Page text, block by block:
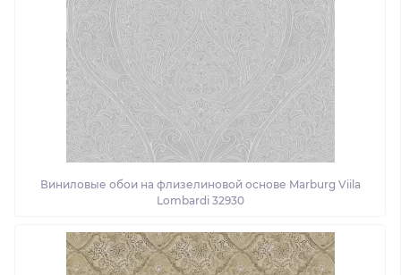
Виниловые обои на флизелиновой основе Marburg Viila
Lombardi 32930